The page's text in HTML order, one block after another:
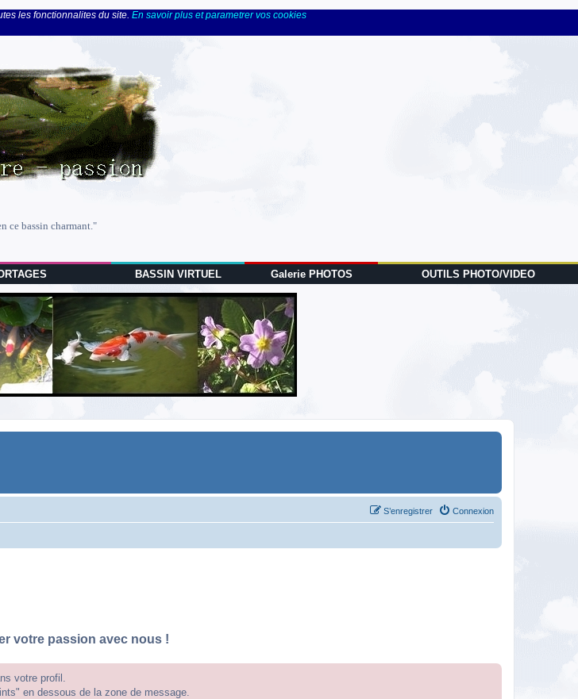
les fonctionnalites du site. En savoir plus et parametrer vos cookies
ce bassin charmant."
BASSIN VIRTUEL Galerie PHOTOS OUTILS PHOTO/VIDEO
Connexion
S’enregistrer
votre passion avec nous !
votre profil.
en dessous de la zone de message.